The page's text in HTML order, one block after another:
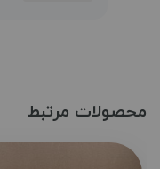
محصولات مرتبط